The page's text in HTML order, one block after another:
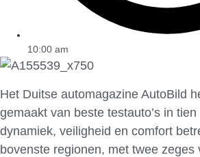
10:00 am
Het Duitse automagazine AutoBild
gemaakt van beste testauto’s in
dynamiek, veiligheid en comfort
bovenste regionen, met twee zeges